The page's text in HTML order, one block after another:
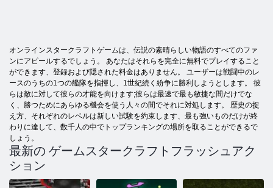
オンラインスタークラフトゲームは、伝説の素晴らしい物語のすべてのファ
ンにアピールするでしょう。 あなたはそれらを完全に無料でプレイすること
ができます、登録および隠された料金はありません。 ユーザーは戦闘中のレ
ースのうちの1つの艦隊を指揮し、1世紀続く紛争に勝利しようとします。 彼
らは敵に対して彼らの才能を向けます;彼らは最速で最も敏捷な間だけでな
く、勝つためにあらゆる機会を使う人々の間でそれに対処します。 歴史の捉
え方、それぞれのレベルは新しい試験を約束します、最も強いものだけが終
わりに達して、数千人の中でトップランキングの場所を取ることができるで
しょう。
最新の ゲームスタークラフトフラッシュアク
ション